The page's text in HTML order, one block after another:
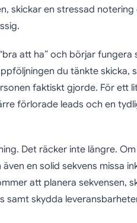
skickar en stressad
att ha” och börjar fungera
du tänkte skicka,
faktiskt gjorde. För ett
förlorade leads och en
Det räcker inte längre.
en solid sekvens missa
att planera sekvensen,
samt skydda